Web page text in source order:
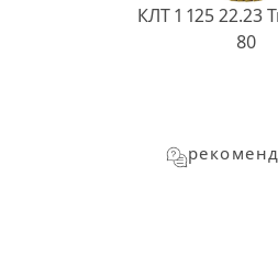
КЛТ 1 125 22.23
80